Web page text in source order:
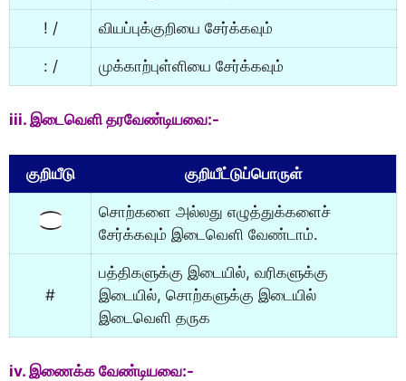
! / வியப்புக்குறியை சேர்க்கவும்
: / முக்காற்புள்ளியை சேர்க்கவும்
iii. இடைவெளி தரவேண்டியவை:-
குறியீடு குறியீட்டுப்பொருள்
சொற்களை அல்லது எழுத்துக்களைச்
சேர்க்கவும் இடைவெளி வேண்டாம்.
#
பத்திகளுக்கு இடையில், வரிகளுக்கு
இடையில், சொற்களுக்கு இடையில்
இடைவெளி தருக
iv. இணைக்க வேண்டியவை:-